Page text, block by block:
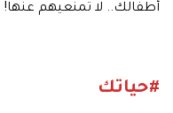
أطفالك.. لا تمنعيهم عنها!
#حياتك